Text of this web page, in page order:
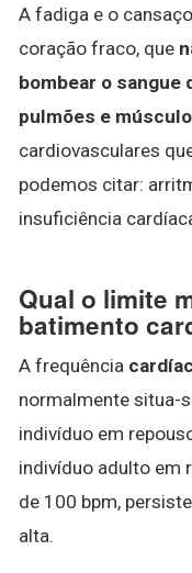
A fadiga e o
coração fraco, que
bombear o sangue
pulmões e
cardiovasculares
podemos citar:
insuficiência
Qual o limite
batimento
A frequência
normalmente situa-
indivíduo em
indivíduo adulto em
de 100 bpm,
alta.